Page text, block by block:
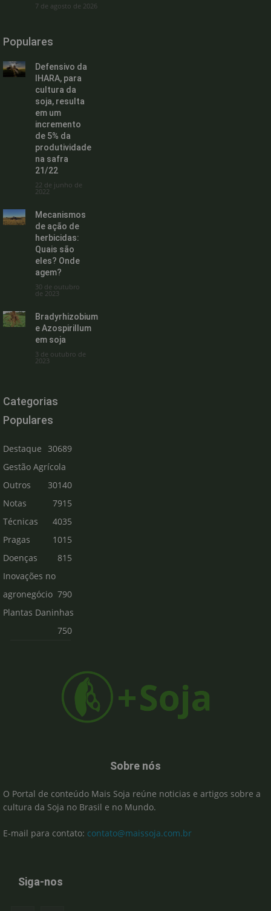
7 de agosto de 2026
Populares
Defensivo da
IHARA, para
cultura da
soja, resulta
em um
incremento
de 5% da
produtividade
na safra
21/22
22 de junho de
2022
Mecanismos
de ação de
herbicidas:
Quais são
eles? Onde
agem?
30 de outubro
de 2023
Bradyrhizobium
e Azospirillum
em soja
3 de outubro de
2023
Categorias
Populares
Destaque
30689
Gestão Agrícola
30140
Outros
7915
Notas
Técnicas
4035
Pragas
1015
Doenças
815
Inovações no
agronegócio 790
Plantas Daninhas
750
Sobre nós
O Portal de conteúdo Mais Soja reúne noticias e artigos sobre a
cultura da Soja no Brasil e no Mundo.
E-mail para contato: contato@maissoja.com.br
Siga-nos